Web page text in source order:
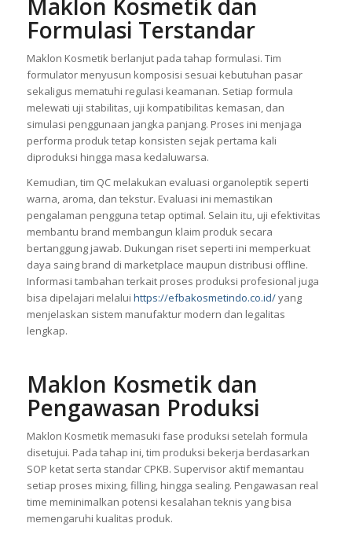
Maklon Kosmetik dan
Formulasi Terstandar
Maklon Kosmetik berlanjut pada tahap formulasi. Tim
formulator menyusun komposisi sesuai kebutuhan pasar
sekaligus mematuhi regulasi keamanan. Setiap formula
melewati uji stabilitas, uji kompatibilitas kemasan, dan
simulasi penggunaan jangka panjang. Proses ini menjaga
performa produk tetap konsisten sejak pertama kali
diproduksi hingga masa kedaluwarsa.
Kemudian, tim QC melakukan evaluasi organoleptik seperti
warna, aroma, dan tekstur. Evaluasi ini memastikan
pengalaman pengguna tetap optimal. Selain itu, uji efektivitas
membantu brand membangun klaim produk secara
bertanggung jawab. Dukungan riset seperti ini memperkuat
daya saing brand di marketplace maupun distribusi offline.
Informasi tambahan terkait proses produksi profesional juga
bisa dipelajari melalui https://efbakosmetindo.co.id/yang
menjelaskan sistem manufaktur modern dan legalitas
lengkap.
Maklon Kosmetik dan
Pengawasan Produksi
Maklon Kosmetik memasuki fase produksi setelah formula
disetujui. Pada tahap ini, tim produksi bekerja berdasarkan
SOP ketat serta standar CPKB. Supervisor aktif memantau
setiap proses mixing, filling, hingga sealing. Pengawasan real
time meminimalkan potensi kesalahan teknis yang bisa
memengaruhi kualitas produk.